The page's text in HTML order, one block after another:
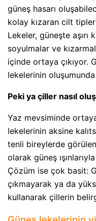
güneş hasarı
kolay kızaran cilt
Lekeler, güneşte aşırı
soyulmalar ve
içinde ortaya çıkıyor.
lekelerinin
Peki ya çiller nasıl
Yaz mevsiminde
lekelerinin aksine
tenli bireylerde
olarak güneş
Çözüm ise çok basit:
çıkmayarak ya da
kullanarak çillerin